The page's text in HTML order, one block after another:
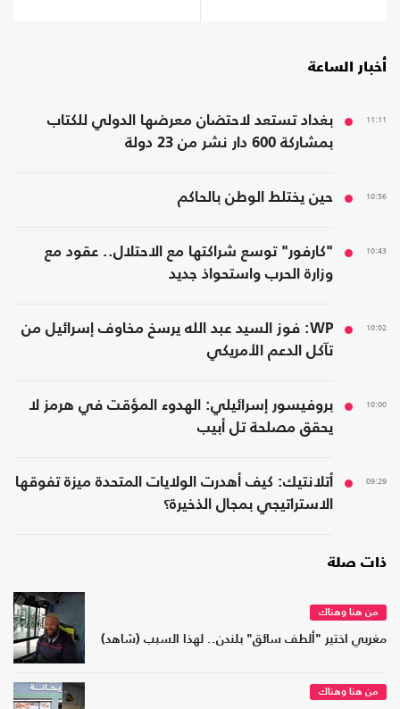
أخبار الساعة
11:11
بغداد تستعد لاحتضان معرضها الدولي للكتاب
بمشاركة 600 دار نشر من 23 دولة
10:56 حين يختلط الوطن بالحاكم
10:43
"كارفور" توسع شراكتها مع الاحتلال.. عقود مع
وزارة الحرب واستحواذ جديد
10:02
WP: فوز السيد عبد الله يرسخ مخاوف إسرائيل من
تآكل الدعم الأمريكي
10:00
بروفيسور إسرائيلي: الهدوء المؤقت في هرمز لا
يحقق مصلحة تل أبيب
09:29
أتلانتيك: كيف أهدرت الولايات المتحدة ميزة تفوقها
الاستراتيجي بمجال الذخيرة؟
ذات صلة
من هنا وهناك
مغربي اختير "ألطف سائق" بلندن.. لهذا السبب (شاهد)
من هنا وهناك